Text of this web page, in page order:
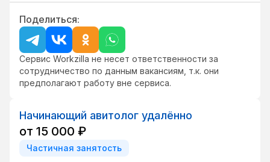
Поделиться:
Сервис Workzilla не несет ответственности за
сотрудничество по данным вакансиям, т.к. они
предполагают работу вне сервиса.
Начинающий авитолог удалённо
от 15 000 ₽
Частичная занятость